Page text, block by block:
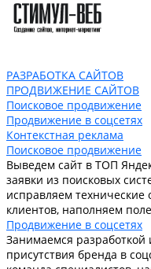
РАЗРАБОТКА САЙТОВ
ПРОДВИЖЕНИЕ САЙТОВ
Поисковое продвижение
Продвижение в соцсетях
Контекстная реклама
Поисковое продвижение
Выведем сайт в ТОП
заявки из поисковых
исправляем технические
клиентов, наполняем
Продвижение в соцсетях
Занимаемся разработкой
присутствия бренда в